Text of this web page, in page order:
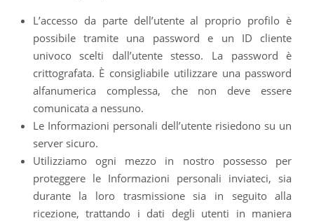
L’accesso da parte dell’utente al proprio profilo è
possibile tramite una password e un ID cliente
univoco scelti dall’utente stesso. La password è
crittografata. È consigliabile utilizzare una password
alfanumerica complessa, che non deve essere
comunicata a nessuno.
Le Informazioni personali dell’utente risiedono su un
server sicuro.
Utilizziamo ogni mezzo in nostro possesso per
proteggere le Informazioni personali inviateci, sia
durante la loro trasmissione sia in seguito alla
ricezione, trattando i dati degli utenti in maniera